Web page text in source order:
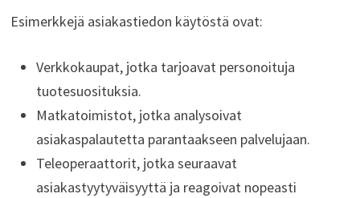
Esimerkkejä asiakastiedon käytöstä ovat:
Verkkokaupat, jotka tarjoavat personoituja
tuotesuosituksia.
Matkatoimistot, jotka analysoivat
asiakaspalautetta parantaakseen palvelujaan.
Teleoperaattorit, jotka seuraavat
asiakastyytyväisyyttä ja reagoivat nopeasti